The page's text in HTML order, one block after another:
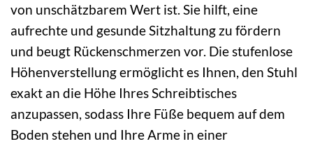
von unschätzbarem Wert ist. Sie hilft, eine
aufrechte und gesunde Sitzhaltung zu fördern
und beugt Rückenschmerzen vor. Die stufenlose
Höhenverstellung ermöglicht es Ihnen, den Stuhl
exakt an die Höhe Ihres Schreibtisches
anzupassen, sodass Ihre Füße bequem auf dem
Boden stehen und Ihre Arme in einer